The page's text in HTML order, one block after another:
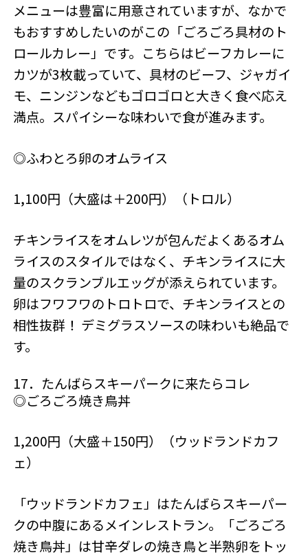
メニューは豊富に用意されていますが、なかで
もおすすめしたいのがこの「ごろごろ具材のト
ロールカレー」です。こちらはビーフカレーに
カツが3枚載っていて、具材のビーフ、ジャガイ
モ、ニンジンなどもゴロゴロと大きく食べ応え
満点。スパイシーな味わいで食が進みます。
◎ふわとろ卵のオムライス
1,100円（大盛は＋200円）（トロル）
チキンライスをオムレツが包んだよくあるオム
ライスのスタイルではなく、チキンライスに大
量のスクランブルエッグが添えられています。
卵はフワフワのトロトロで、チキンライスとの
相性抜群！ デミグラスソースの味わいも絶品で
す。
17．たんばらスキーパークに来たらコレ
◎ごろごろ焼き鳥丼
1,200円（大盛＋150円）（ウッドランドカフ
ェ）
「ウッドランドカフェ」はたんばらスキーパー
クの中腹にあるメインレストラン。「ごろごろ
焼き鳥丼」は甘辛ダレの焼き鳥と半熟卵をトッ